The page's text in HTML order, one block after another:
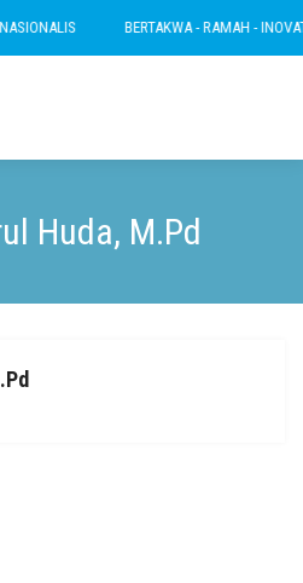
BERTAKWA - RAMAH -
Huda, M.Pd